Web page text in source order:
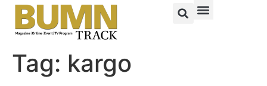
Tag: kargo